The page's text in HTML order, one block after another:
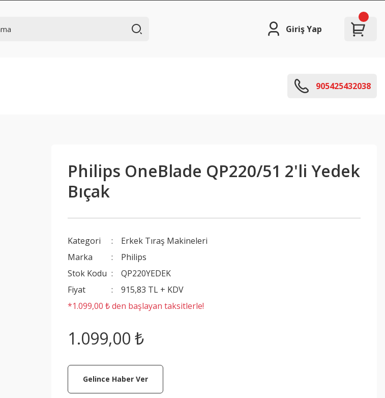
Giriş Yap
905425432038
Philips OneBlade QP220/51 2'li Yedek
Bıçak
Kategori
Erkek Tıraş Makineleri
Marka
Philips
Stok Kodu
QP220YEDEK
Fiyat
915,83 TL + KDV
*1.099,00 ₺ den başlayan taksitlerle!
1.099,00 ₺
Gelince Haber Ver